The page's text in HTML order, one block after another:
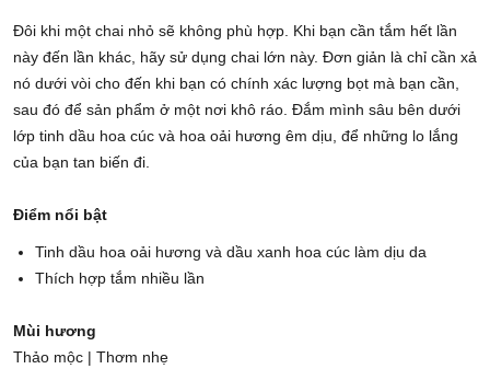
Đôi khi một chai nhỏ sẽ không phù hợp. Khi bạn cần tắm hết lần
này đến lần khác, hãy sử dụng chai lớn này. Đơn giản là chỉ cần xả
nó dưới vòi cho đến khi bạn có chính xác lượng bọt mà bạn cần,
sau đó để sản phẩm ở một nơi khô ráo. Đắm mình sâu bên dưới
lớp tinh dầu hoa cúc và hoa oải hương êm dịu, để những lo lắng
của bạn tan biến đi.
Điểm nổi bật
Tinh dầu hoa oải hương và dầu xanh hoa cúc làm dịu da
Thích hợp tắm nhiều lần
Mùi hương
Thảo mộc | Thơm nhẹ